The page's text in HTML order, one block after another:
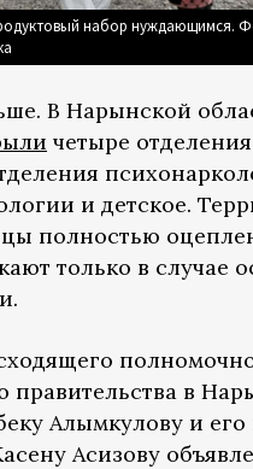
набор нуждающимся.
В Нарынской
ли четыре
и детское.
полностью
только в случае
правительства в
Алымкулову и
Асизову